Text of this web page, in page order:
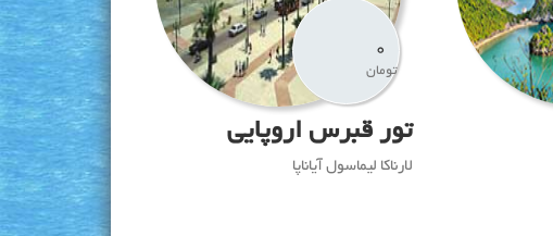
0
تومان
تور قبرس اروپایی
لارناکا لیماسول آیاناپا